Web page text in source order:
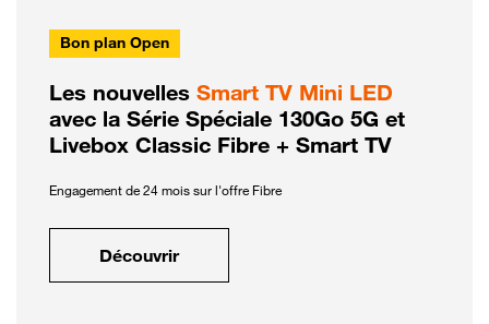
Bon plan Open
Les nouvelles Smart TV Mini LED
avec la Série Spéciale 130Go 5G et
Livebox Classic Fibre + Smart TV
Engagement de 24 mois sur l'offre Fibre
Découvrir